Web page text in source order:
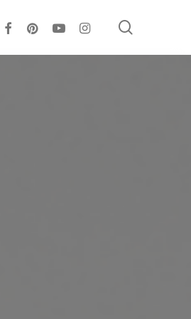
facebookpinterestyoutubeinstagram